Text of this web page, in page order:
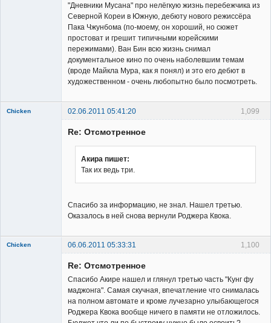
"Дневники Мусана" про нелёгкую жизнь перебежчика из
Северной Кореи в Южную, дебюту нового режиссёра
Пака Чжунбома (по-моему, он хороший, но сюжет
простоват и грешит типичными корейскими
пережимами). Ван Бин всю жизнь снимал
документальное кино по очень наболевшим темам
(вроде Майкла Мура, как я понял) и это его дебют в
художественном - очень любопытно было посмотреть.
1,099
Chicken
02.06.2011 05:41:20
Re: Отсмотренное
Акира пишет:
Так их ведь три.
Спасибо за информацию, не знал. Нашел третью.
Оказалось в ней снова вернули Роджера Квока.
1,100
Chicken
06.06.2011 05:33:31
Re: Отсмотренное
Спасибо Акире нашел и глянул третью часть "Кунг фу
маджонга". Самая скучная, впечатление что снималась
на полном автомате и кроме лучезарно улыбающегося
Роджера Квока вообще ничего в памяти не отложилось.